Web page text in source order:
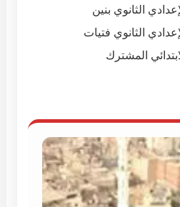
الثانوي بنين
الثانوي فتيات
المشترك